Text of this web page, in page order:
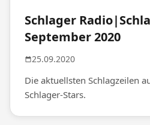
Schlager
September 2020
25.09.2020
Die aktuellsten Schlagzeilen
Schlager-Stars.